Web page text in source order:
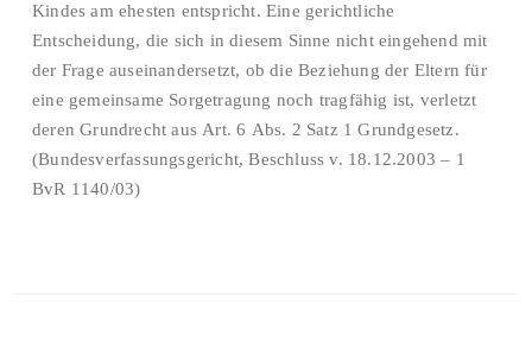
Kindes am ehesten entspricht. Eine gerichtliche
Entscheidung, die sich in diesem Sinne nicht eingehend mit
der Frage auseinandersetzt, ob die Beziehung der Eltern für
eine gemeinsame Sorgetragung noch tragfähig ist, verletzt
deren Grundrecht aus Art. 6 Abs. 2 Satz 1 Grundgesetz.
(Bundesverfassungsgericht, Beschluss v. 18.12.2003 – 1
BvR 1140/03)